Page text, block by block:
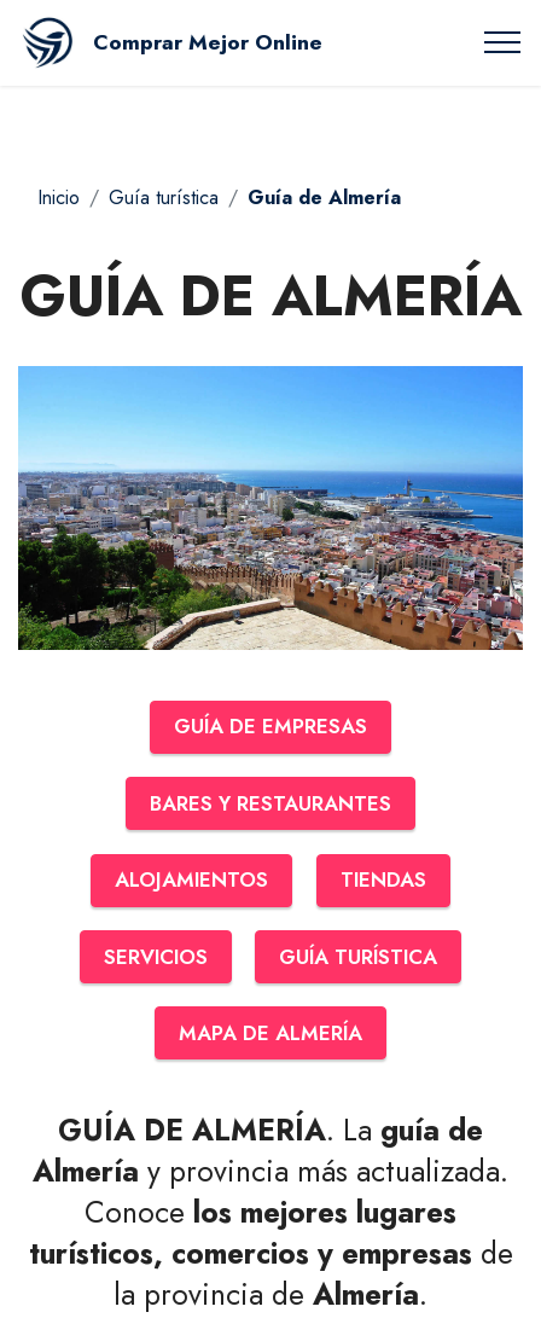
Comprar Mejor Online
Inicio Guía turística Guía de Almería
GUÍA DE ALMERÍA
GUÍA DE EMPRESAS
BARES Y RESTAURANTES
ALOJAMIENTOS TIENDAS
SERVICIOS GUÍA TURÍSTICA
MAPA DE ALMERÍA
GUÍA DE ALMERÍA. La guía de
Almería y provincia más actualizada.
Conoce los mejores lugares
turísticos, comercios y empresas de
la provincia de Almería.